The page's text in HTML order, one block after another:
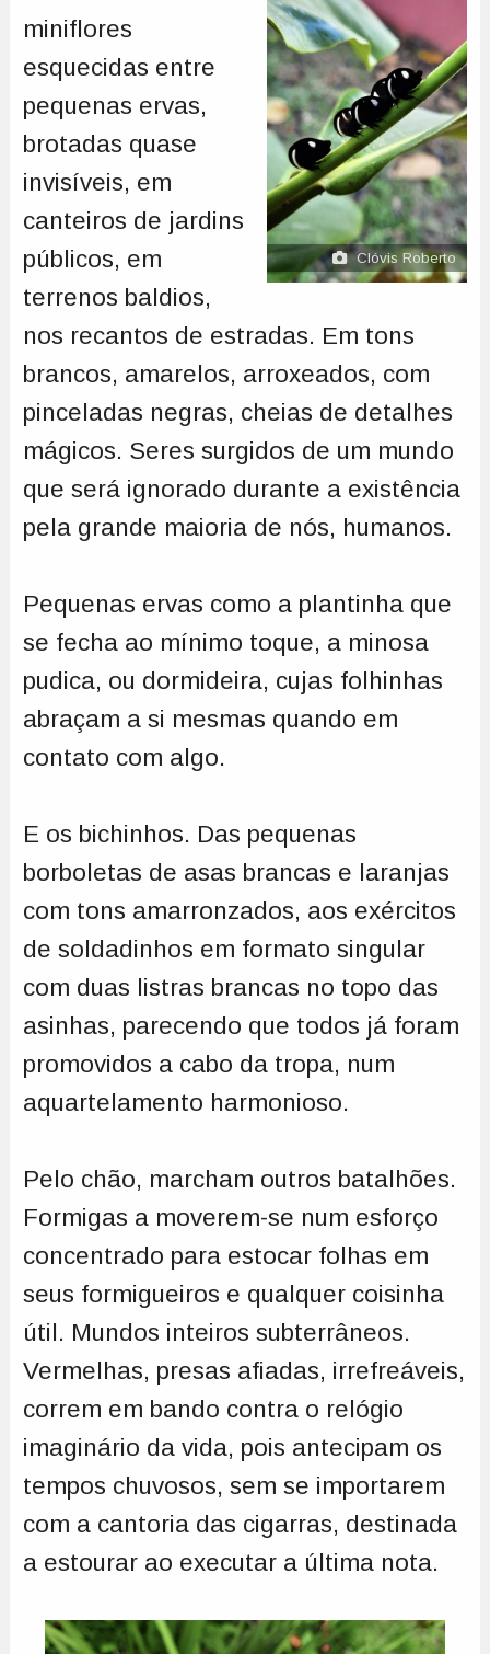
Clóvis Roberto
miniflores
esquecidas entre
pequenas ervas,
brotadas quase
invisíveis, em
canteiros de jardins
públicos, em
terrenos baldios,
nos recantos de estradas. Em tons
brancos, amarelos, arroxeados, com
pinceladas negras, cheias de detalhes
mágicos. Seres surgidos de um mundo
que será ignorado durante a existência
pela grande maioria de nós, humanos.
Pequenas ervas como a plantinha que
se fecha ao mínimo toque, a minosa
pudica, ou dormideira, cujas folhinhas
abraçam a si mesmas quando em
contato com algo.
E os bichinhos. Das pequenas
borboletas de asas brancas e laranjas
com tons amarronzados, aos exércitos
de soldadinhos em formato singular
com duas listras brancas no topo das
asinhas, parecendo que todos já foram
promovidos a cabo da tropa, num
aquartelamento harmonioso.
Pelo chão, marcham outros batalhões.
Formigas a moverem-se num esforço
concentrado para estocar folhas em
seus formigueiros e qualquer coisinha
útil. Mundos inteiros subterrâneos.
Vermelhas, presas afiadas, irrefreáveis,
correm em bando contra o relógio
imaginário da vida, pois antecipam os
tempos chuvosos, sem se importarem
com a cantoria das cigarras, destinada
a estourar ao executar a última nota.